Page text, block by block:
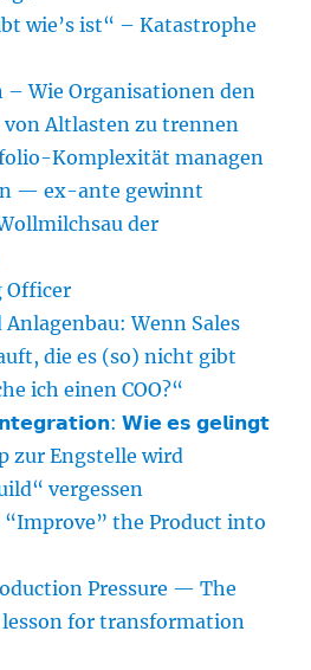
wie’s ist“ – Katastrophe
– Wie Organisationen den
Altlasten zu trennen
Komplexität managen
— ex-ante gewinnt
der
Officer
Wenn Sales
die es (so) nicht gibt
ich einen COO?“
𝗪𝗶𝗲 𝗲𝘀 𝗴𝗲𝗹𝗶𝗻𝗴𝘁
zur Engstelle wird
vergessen
“Improve” the Product into
Pressure — The
lesson for transformation